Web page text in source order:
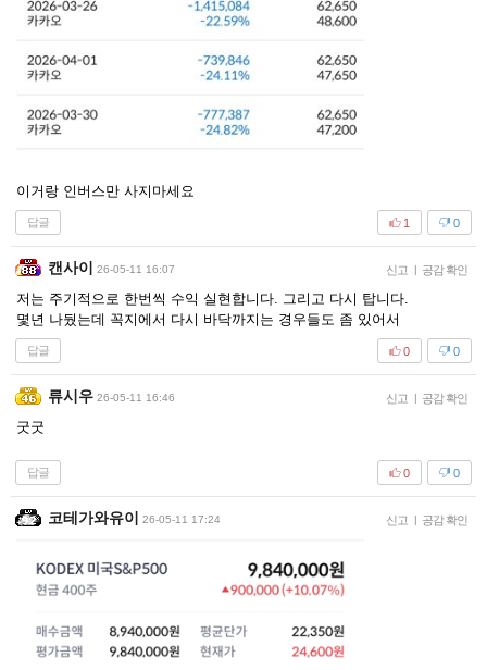
이거랑 인버스만 사지마세요
답글 0
1
캔사이 26-05-11 16:07 신고 | 공감 확인
저는 주기적으로 한번씩 수익 실현합니다. 그리고 다시 탑니다.
몇년 나뒀는데 꼭지에서 다시 바닥까지는 경우들도 좀 있어서
답글 0
0
류시우 26-05-11 16:46 신고 | 공감 확인
굿굿
답글 0
0
코테가와유이 26-05-11 17:24 신고 | 공감 확인